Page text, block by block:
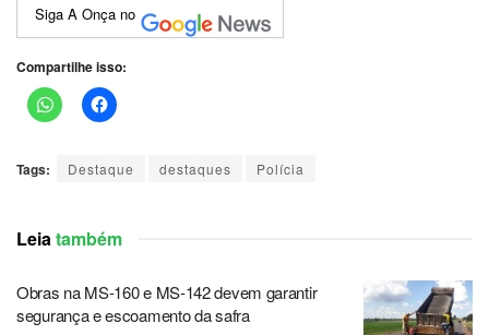
Siga A Onça no
Compartilhe isso:
Tags: Destaque destaques Polícia
Leiatambém
Obras na MS-160 e MS-142 devem garantir
segurança e escoamento da safra